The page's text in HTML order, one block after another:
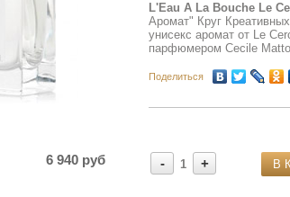
L'Eau A La Bouche Le
Аромат" Круг
унисекс аромат от Le
парфюмером Cecile
Поделиться
В
- 1 +
6 940 руб